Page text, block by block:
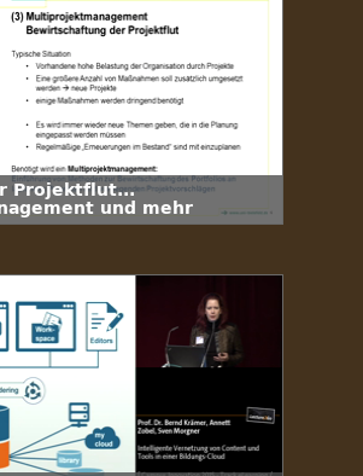
Projektflut...
und mehr